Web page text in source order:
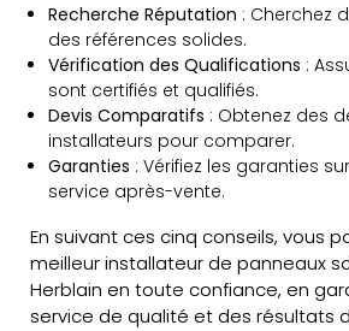
Recherche Réputation : Cherchez
des références solides.
Vérification des Qualifications :
sont certifiés et qualifiés.
Devis Comparatifs : Obtenez des
installateurs pour comparer.
Garanties : Vérifiez les garanties
service après-vente.
En suivant ces cinq conseils, vous
meilleur installateur de panneaux
Herblain en toute confiance, en
service de qualité et des résultats